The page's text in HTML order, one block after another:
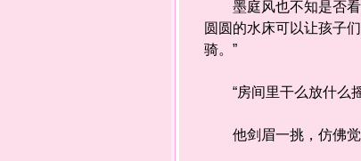
墨庭风也不知是否看
圆圆的水床可以让孩子
骑。”
“房间里干么放什么摇
他剑眉一挑，仿佛觉